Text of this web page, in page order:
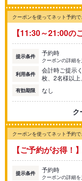
クーポンを使ってネット予約
【11:30～21:00の
提示条件 予約時
クーポンの詳細
利用条件
会計時ご提示
枚、2名様以
有効期限 なし
ク
クーポンを使ってネット予約
【ご予約がお得！
提示条件 予約時
クーポンの詳細